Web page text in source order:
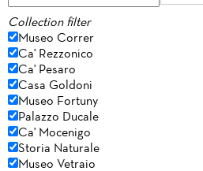
Collection filter
Museo Correr
Ca' Rezzonico
Ca' Pesaro
Casa Goldoni
Museo Fortuny
Palazzo Ducale
Ca' Mocenigo
Storia Naturale
Museo Vetraio